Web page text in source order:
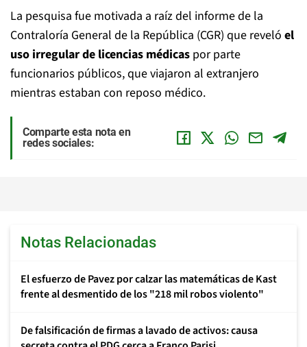
La pesquisa fue motivada a raíz del informe de la
Contraloría General de la República (CGR) que reveló el
uso irregular de licencias médicas por parte
funcionarios públicos, que viajaron al extranjero
mientras estaban con reposo médico.
Comparte esta nota en
redes sociales:
Notas Relacionadas
El esfuerzo de Pavez por calzar las matemáticas de Kast
frente al desmentido de los "218 mil robos violento"
De falsificación de firmas a lavado de activos: causa